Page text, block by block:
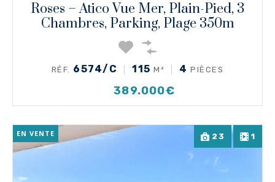
Roses – Atico Vue Mer, Plain-Pied, 3
Chambres, Parking, Plage 350m
RÉF. 6574/C 115 M² 4 PIÈCES
389.000€
23 1
EN VENTE